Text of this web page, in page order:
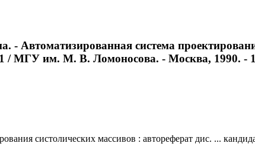
- Автоматизированная система
/ МГУ им. М. В. Ломоносова. - Москва, 1990. -
систолических массивов : автореферат дис. ...